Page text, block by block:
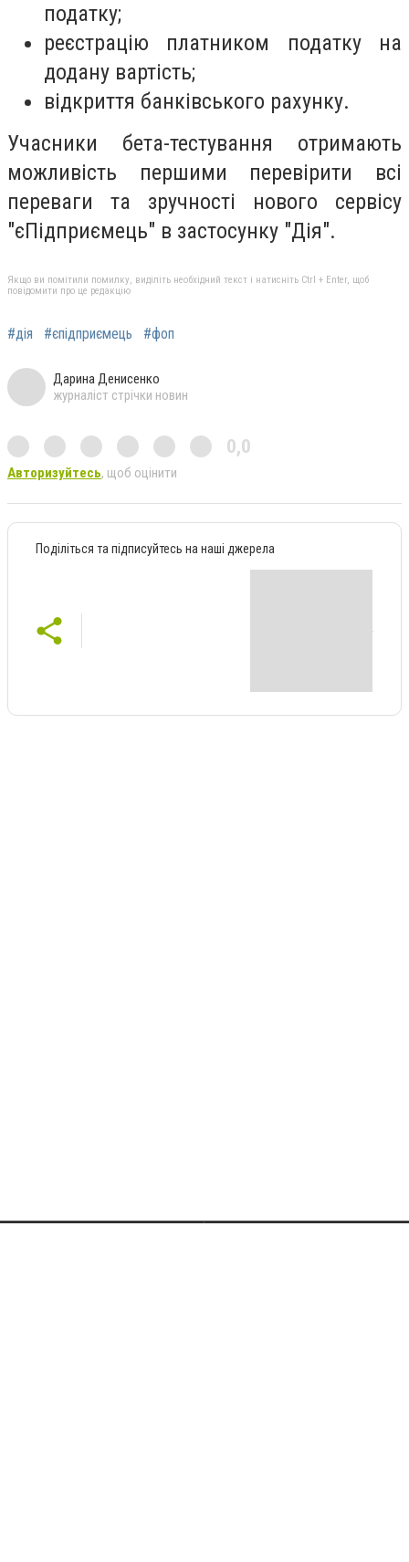
податку;
реєстрацію платником податку на
додану вартість;
відкриття банківського рахунку.
Учасники бета-тестування отримають
можливість першими перевірити всі
переваги та зручності нового сервісу
"єПідприємець" в застосунку "Дія".
Якщо ви помітили помилку, виділіть необхідний текст і натисніть Ctrl + Enter, щоб
повідомити про це редакцію
#дія #єпідприємець #фоп
Дарина Денисенко
журналіст стрічки новин
0,0
Авторизуйтесь, щоб оцінити
Поділіться та підписуйтесь на наші джерела